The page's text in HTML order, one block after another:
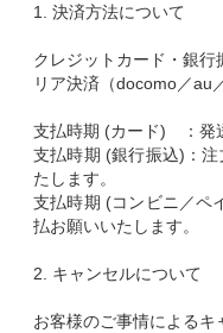
1. 決済方法について
クレジットカード・銀行
リア決済（docomo／au
支払時期 (カード) ：発
支払時期 (銀行振込)：
たします。
支払時期 (コンビニ／ペ
払お願いいたします。
2. キャンセルについて
お客様のご事情によるキ